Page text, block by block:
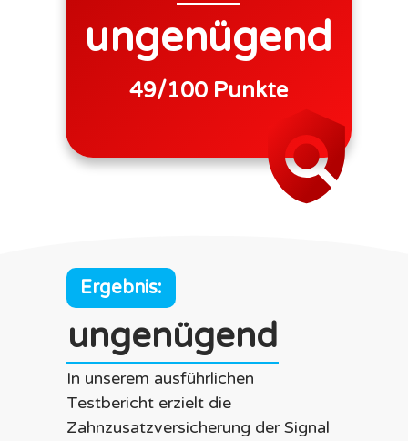
ungenügend
49/100 Punkte
Ergebnis:
ungenügend
In unserem ausführlichen
Testbericht erzielt die
Zahnzusatzversicherung derSignal